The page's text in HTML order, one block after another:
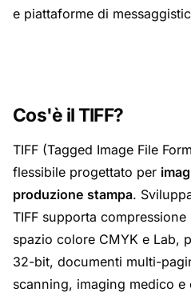
e piattaforme di
Cos'è il TIFF?
TIFF (Tagged Image File
flessibile progettato per
produzione stampa.
TIFF supporta
spazio colore CMYK e Lab,
32-bit, documenti multi-
scanning, imaging medico e